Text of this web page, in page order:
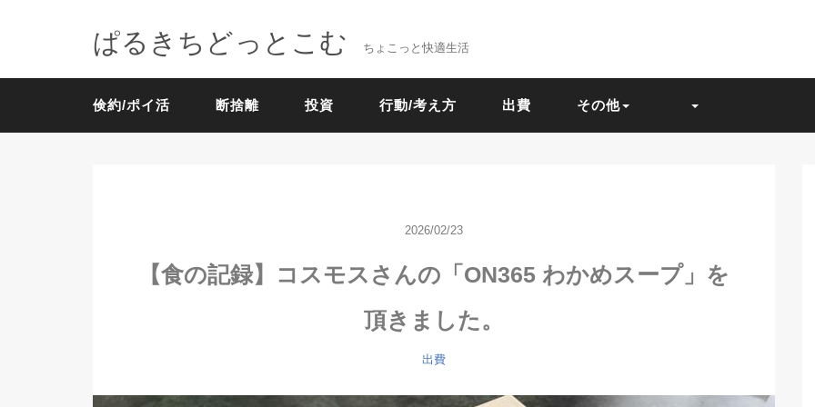
ぱるきちどっとこむ ちょこっと快適生活
倹約/ポイ活 断捨離 投資 行動/考え方 出費 その他
2026/02/23
【食の記録】コスモスさんの「ON365 わかめスープ」を
頂きました。
出費